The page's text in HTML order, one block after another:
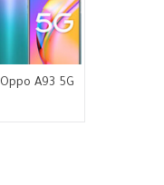
Oppo A93 5G